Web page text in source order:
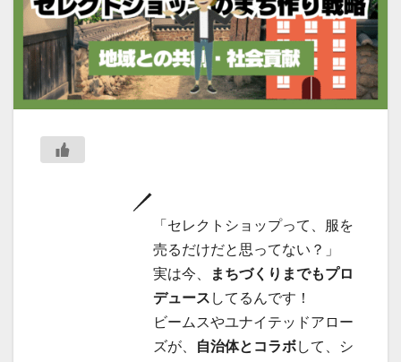
「セレクトショップって、服を
売るだけだと思ってない？」
実は今、
まちづくりまでもプロ
デュース してるんです！
ビームスやユナイテッドアロー
ズが、
自治体とコラボして、シ